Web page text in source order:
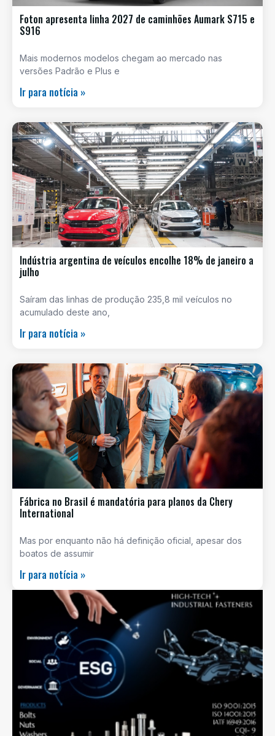
Foton apresenta linha 2027 de caminhões Aumark S715 e
S916
Mais modernos modelos chegam ao mercado nas
versões Padrão e Plus e
Ir para notícia »
Indústria argentina de veículos encolhe 18% de janeiro a
julho
Saíram das linhas de produção 235,8 mil veículos no
acumulado deste ano,
Ir para notícia »
Fábrica no Brasil é mandatória para planos da Chery
International
Mas por enquanto não há definição oficial, apesar dos
boatos de assumir
Ir para notícia »